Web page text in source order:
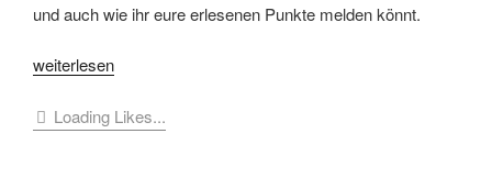
und auch wie ihr eure erlesenen Punkte melden könnt.
„[Challenge]
Weltenbummler-
weiterlesen
Loading Likes...